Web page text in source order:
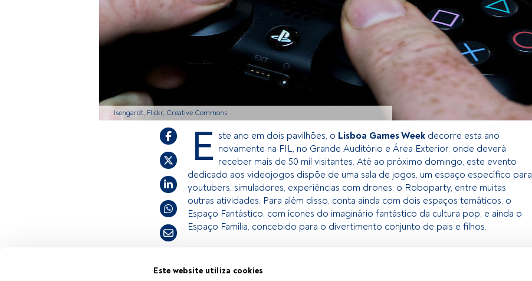
Este website utiliza cookies
Isengardt, Flickr, Creative Commons
E ste ano em dois pavilhões, o Lisboa Games Week decorre esta ano
novamente na FIL, no Grande Auditório e Área Exterior, onde deverá
receber mais de 50 mil visitantes. Até ao próximo domingo, este evento
dedicado aos videojogos dispõe de uma sala de jogos, um espaço específico para
youtubers, simuladores, experiências com drones, o Roboparty, entre muitas
outras atividades. Para além disso, conta ainda com dois espaços temáticos, o
Espaço Fantástico, com ícones do imaginário fantástico da cultura pop, e ainda o
Espaço Família, concebido para o divertimento conjunto de pais e filhos.
Este é um artigo exclusivo para os utilizadores registados da FundsPeople. Se já